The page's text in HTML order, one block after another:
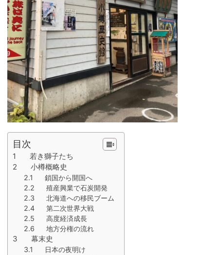
目次
1 若き獅子たち
2 小樽概略史
2.1 鎖国から開国へ
2.2 殖産興業で石炭開発
2.3 北海道への移民ブーム
2.4 第二次世界大戦
2.5 高度経済成長
2.6 地方分権の流れ
3 幕末史
3.1 日本の夜明け